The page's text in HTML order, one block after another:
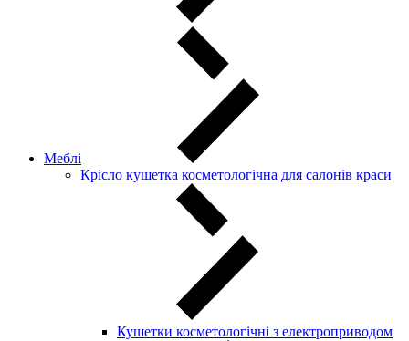
Меблі
Крісло кушетка косметологічна для салонів краси
Кушетки косметологічні з електроприводом